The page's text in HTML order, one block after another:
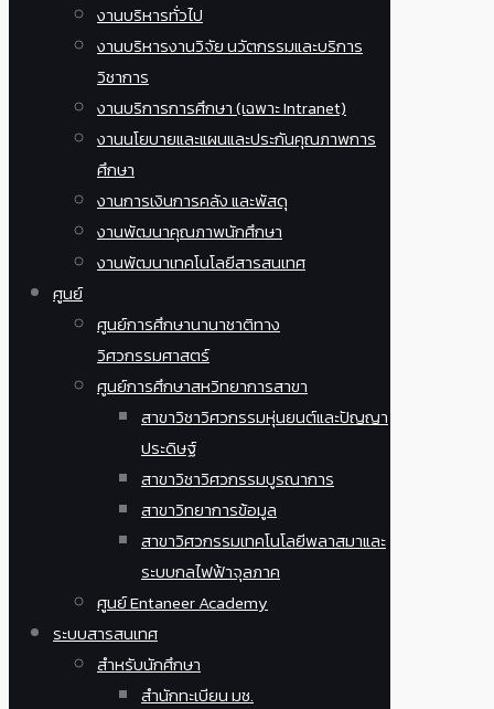
งานบริหารทั่วไป
งานบริหารงานวิจัย นวัตกรรมและบริการ
วิชาการ
งานบริการการศึกษา (เฉพาะ Intranet)
งานนโยบายและแผนและประกันคุณภาพการ
ศึกษา
งานการเงินการคลัง และพัสดุ
งานพัฒนาคุณภาพนักศึกษา
งานพัฒนาเทคโนโลยีสารสนเทศ
ศูนย์
ศูนย์การศึกษานานาชาติทาง
วิศวกรรมศาสตร์
ศูนย์การศึกษาสหวิทยาการสาขา
สาขาวิชาวิศวกรรมหุ่นยนต์และปัญญา
ประดิษฐ์
สาขาวิชาวิศวกรรมบูรณาการ
สาขาวิทยาการข้อมูล
สาขาวิศวกรรมเทคโนโลยีพลาสมาและ
ระบบกลไฟฟ้าจุลภาค
ศูนย์ Entaneer Academy
ระบบสารสนเทศ
สำหรับนักศึกษา
สำนักทะเบียน มช.